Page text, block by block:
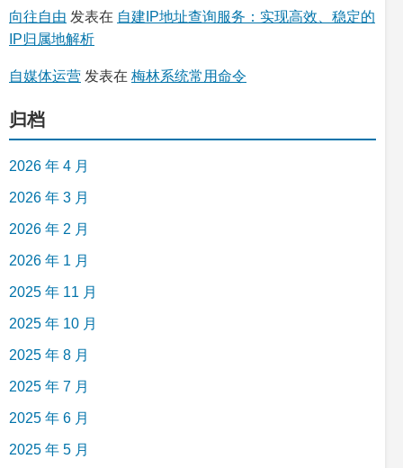
向往自由 发表在 自建IP地址查询服务：实现高效、稳定的
IP归属地解析
自媒体运营 发表在 梅林系统常用命令
归档
2026 年 4 月
2026 年 3 月
2026 年 2 月
2026 年 1 月
2025 年 11 月
2025 年 10 月
2025 年 8 月
2025 年 7 月
2025 年 6 月
2025 年 5 月